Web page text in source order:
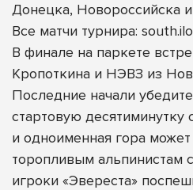
Донецка, Новороссийска и
Все матчи турнира:
В финале на паркете
Кропоткина и НЭВЗ из
Последние начали
стартовую десятиминутку
и одноименная гора
торопливым альпинистам
игроки «Эвереста»